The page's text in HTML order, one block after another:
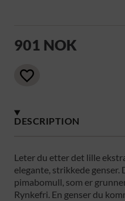
901 NOK
DESCRIPTION
Leter du etter det lille
elegante, strikkede genser.
pimabomull, som er
Rynkefri. En genser du